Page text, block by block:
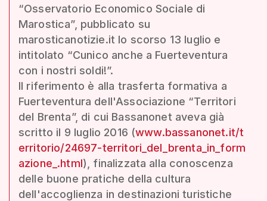
“Osservatorio Economico Sociale di
Marostica”, pubblicato su
marosticanotizie.it lo scorso 13 luglio e
intitolato “Cunico anche a Fuerteventura
con i nostri soldi!”.
Il riferimento è alla trasferta formativa a
Fuerteventura dell'Associazione “Territori
del Brenta”, di cui Bassanonet aveva già
scritto il 9 luglio 2016 (www.bassanonet.it/t
erritorio/24697-territori_del_brenta_in_form
azione_.html), finalizzata alla conoscenza
delle buone pratiche della cultura
dell'accoglienza in destinazioni turistiche